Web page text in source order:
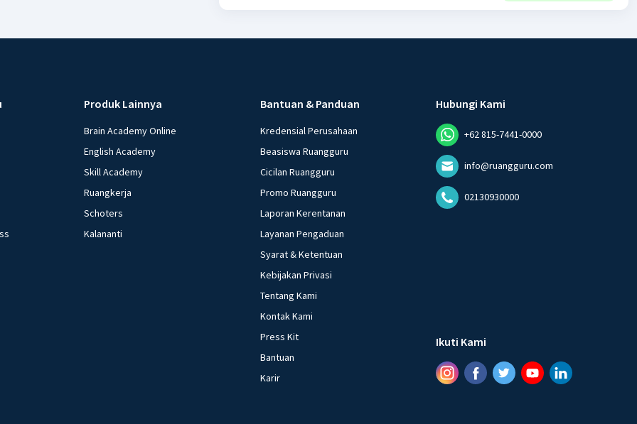
Produk Lainnya
Brain Academy Online
English Academy
Skill Academy
Ruangkerja
Schoters
Kalananti
Bantuan & Panduan
Kredensial Perusahaan
Beasiswa Ruangguru
Cicilan Ruangguru
Promo Ruangguru
Laporan Kerentanan
Layanan Pengaduan
Syarat & Ketentuan
Kebijakan Privasi
Tentang Kami
Kontak Kami
Press Kit
Bantuan
Karir
Hubungi Kami
+62 815-7441-0000
info@ruangguru.com
02130930000
Ikuti Kami